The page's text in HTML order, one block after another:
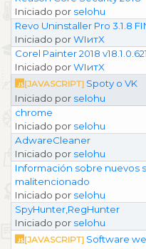
Iniciado por selohu
Revo Uninstaller Pro 3.1.8
Iniciado porWIитX
Corel Painter 2018
Iniciado porWIитX
[JAVASCRIPT] Spoty o VK
Iniciado por selohu
chrome
Iniciado por selohu
AdwareCleaner
Iniciado por selohu
Información sobre nuevos
malitencionado
Iniciado por selohu
SpyHunter,RegHunter
Iniciado por selohu
[JAVASCRIPT] Software